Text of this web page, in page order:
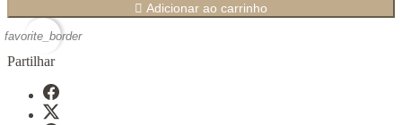
 Adicionar ao carrinho
favorite_border
Partilhar